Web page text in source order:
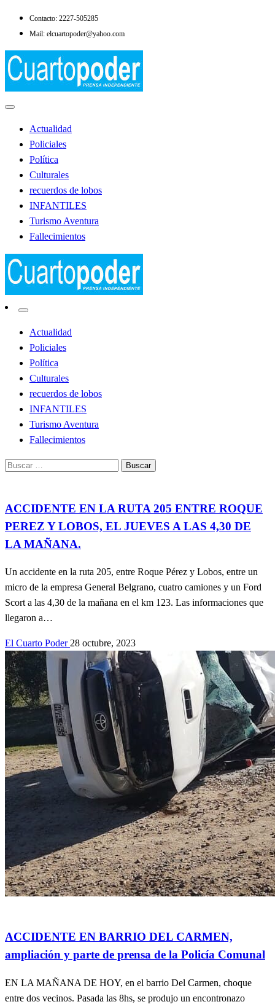
Saltar
Contacto: 2227-505285
Mail: elcuartopoder@yahoo.com
El Cuarto Poder
Actualidad
Policiales
Política
Culturales
recuerdos de lobos
INFANTILES
Turismo Aventura
Fallecimientos
El Cuarto Poder
Actualidad
Policiales
Política
Culturales
recuerdos de lobos
INFANTILES
Turismo Aventura
Fallecimientos
Buscar:
ACCIDENTE EN LA RUTA 205 ENTRE ROQUE
PEREZ Y LOBOS, EL JUEVES A LAS 4,30 DE
LA MAÑANA.
Un accidente en la ruta 205, entre Roque Pérez y Lobos, entre un
micro de la empresa General Belgrano, cuatro camiones y un Ford
Scort a las 4,30 de la mañana en el km 123. Las informaciones que
llegaron a…
El Cuarto Poder28 octubre, 2023
ACCIDENTE EN BARRIO DEL CARMEN,
ampliación y parte de prensa de la Policía Comunal
EN LA MAÑANA DE HOY, en el barrio Del Carmen, choque
entre dos vecinos. Pasada las 8hs, se produjo un encontronazo